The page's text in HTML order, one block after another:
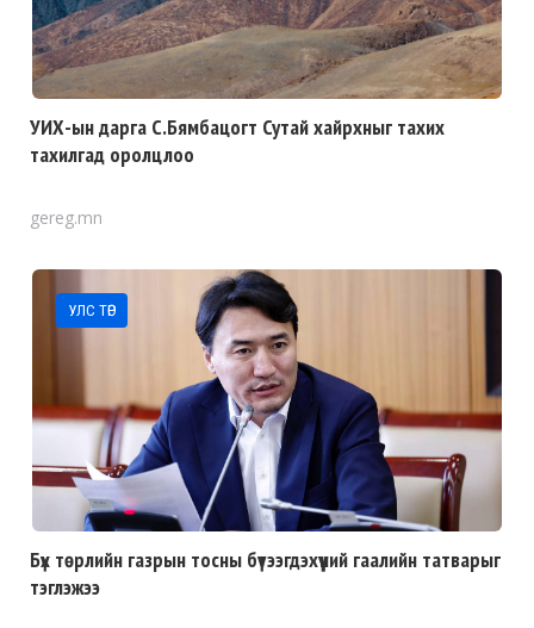
УИХ-ын дарга С.Бямбацогт Сутай хайрхныг тахих
тахилгад оролцлоо
gereg.mn
УЛС ТӨР
Бүх төрлийн газрын тосны бүтээгдэхүүний гаалийн татварыг
тэглэжээ